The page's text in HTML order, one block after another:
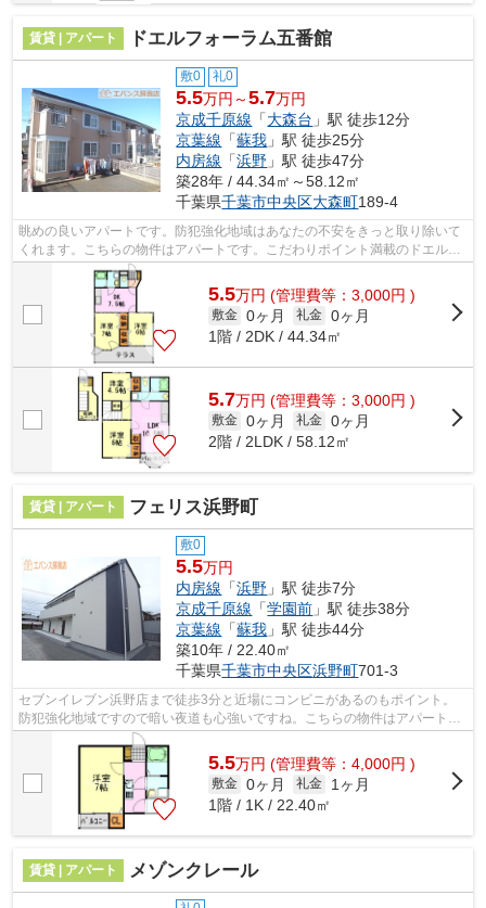
賃貸 | アパート ドエルフォーラム五番館
敷0 礼0
5.5万円～5.7万円
京成千原線 「大森台 」駅 徒歩12分
京葉線 「蘇我 」駅 徒歩25分
内房線 「浜野 」駅 徒歩47分
築28年 / 44.34㎡～58.12㎡
千葉県千葉市中央区大森町189-4
眺めの良いアパートです。防犯強化地域はあなたの不安をきっと取り除いて
くれます。こちらの物件はアパートです。こだわりポイント満載のドエルフ
ォーラム五番館。エバンス 蘇我店へ...
5.5万円 (管理費等：3,000円 )
敷金 0ヶ月 礼金 0ヶ月
1階 / 2DK / 44.34㎡
5.7万円 (管理費等：3,000円 )
敷金 0ヶ月 礼金 0ヶ月
2階 / 2LDK / 58.12㎡
賃貸 | アパート フェリス浜野町
敷0
5.5万円
内房線 「浜野 」駅 徒歩7分
京成千原線 「学園前 」駅 徒歩38分
京葉線 「蘇我 」駅 徒歩44分
築10年 / 22.40㎡
千葉県千葉市中央区浜野町701-3
セブンイレブン浜野店まで徒歩3分と近場にコンビニがあるのもポイント。
防犯強化地域ですので暗い夜道も心強いですね。こちらの物件はアパートで
す。「フェリス浜野町」の物件情報をお...
5.5万円 (管理費等：4,000円 )
敷金 0ヶ月 礼金
1ヶ月
1階 / 1K / 22.40㎡
賃貸 | アパート メゾンクレール